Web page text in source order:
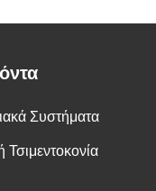
Συστήματα
Τσιμεντοκονία